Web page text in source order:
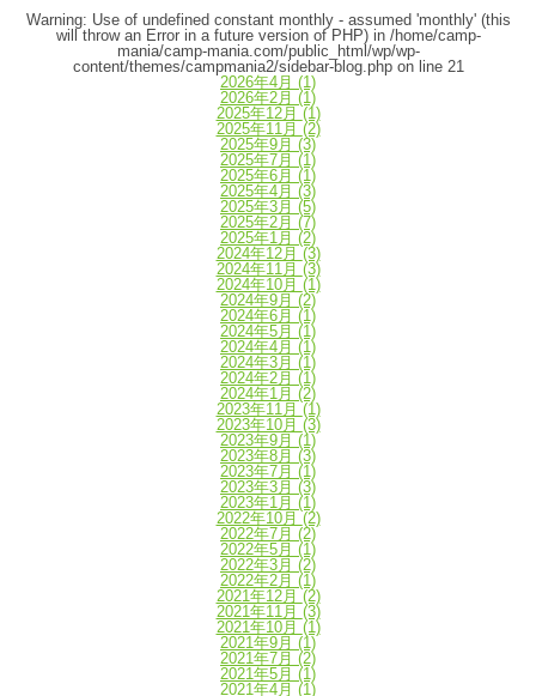
Warning: Use of undefined constant monthly - assumed 'monthly' (this
will throw an Error in a future version of PHP) in /home/camp-
mania/camp-mania.com/public_html/wp/wp-
content/themes/campmania2/sidebar-blog.phpon line 21
2026年4月 (1)
2026年2月 (1)
2025年12月 (1)
2025年11月 (2)
2025年9月 (3)
2025年7月 (1)
2025年6月 (1)
2025年4月 (3)
2025年3月 (5)
2025年2月 (7)
2025年1月 (2)
2024年12月 (3)
2024年11月 (3)
2024年10月 (1)
2024年9月 (2)
2024年6月 (1)
2024年5月 (1)
2024年4月 (1)
2024年3月 (1)
2024年2月 (1)
2024年1月 (2)
2023年11月 (1)
2023年10月 (3)
2023年9月 (1)
2023年8月 (3)
2023年7月 (1)
2023年3月 (3)
2023年1月 (1)
2022年10月 (2)
2022年7月 (2)
2022年5月 (1)
2022年3月 (2)
2022年2月 (1)
2021年12月 (2)
2021年11月 (3)
2021年10月 (1)
2021年9月 (1)
2021年7月 (2)
2021年5月 (1)
2021年4月 (1)